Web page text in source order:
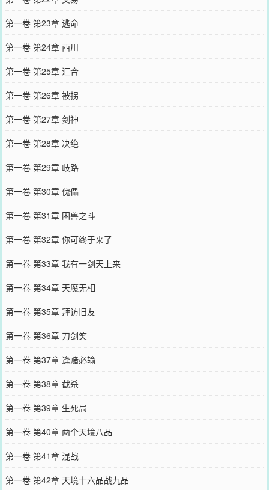
第一卷 第23章 逃命
第一卷 第24章 西川
第一卷 第25章 汇合
第一卷 第26章 被拐
第一卷 第27章 剑神
第一卷 第28章 决绝
第一卷 第29章 歧路
第一卷 第30章 傀儡
第一卷 第31章 困兽之斗
第一卷 第32章 你可终于来了
第一卷 第33章 我有一剑天上来
第一卷 第34章 天魔无相
第一卷 第35章 拜访旧友
第一卷 第36章 刀剑笑
第一卷 第37章 逢赌必输
第一卷 第38章 截杀
第一卷 第39章 生死局
第一卷 第40章 两个天境八品
第一卷 第41章 混战
第一卷 第42章 天境十六品战九品